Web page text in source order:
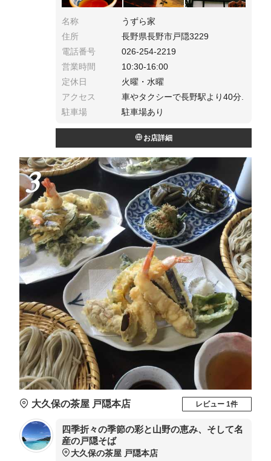
名称
うずら家
住所
長野県長野市戸隠3229
電話番号
026-254-2219
営業時間
10:30-16:00
定休日
火曜・水曜
アクセス
車やタクシーで長野駅より40分.
駐車場
駐車場あり
お店詳細
3
大久保の茶屋 戸隠本店 レビュー 1件
四季折々の季節の彩と山野の恵み、そして名
産の戸隠そば
大久保の茶屋 戸隠本店